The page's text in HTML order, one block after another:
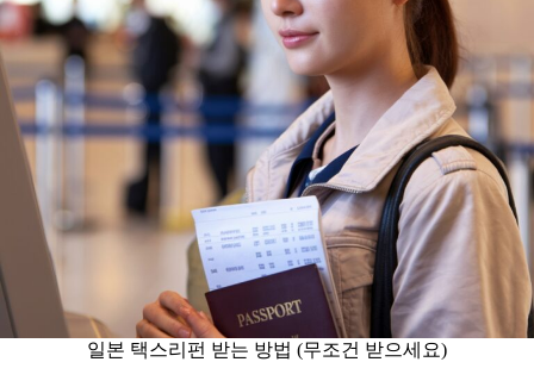
일본 택스리펀 받는 방법 (무조건 받으세요)